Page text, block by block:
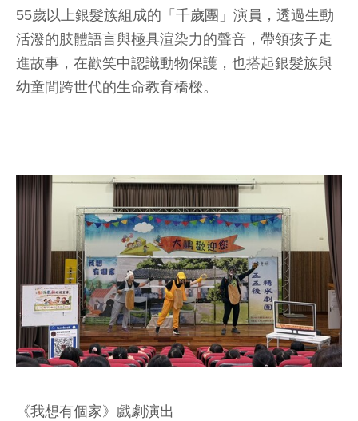
55歲以上銀髮族組成的「千歲團」演員，透過生動
活潑的肢體語言與極具渲染力的聲音，帶領孩子走
進故事，在歡笑中認識動物保護，也搭起銀髮族與
幼童間跨世代的生命教育橋樑。
《我想有個家》戲劇演出